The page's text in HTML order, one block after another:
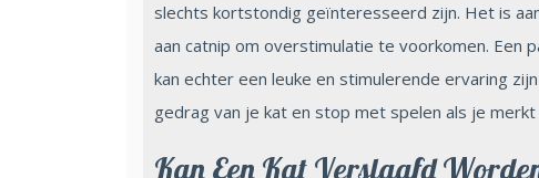
slechts kortstondig geïnteresseerd zijn. Het is
aan catnip om overstimulatie te voorkomen. Een
kan echter een leuke en stimulerende ervaring
gedrag van je kat en stop met spelen als je
Kan Een Kat Verslaafd